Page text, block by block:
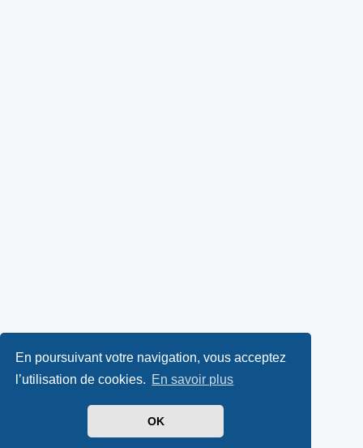
En poursuivant votre navigation, vous acceptez
l’utilisation de cookies. En savoir plus
OK